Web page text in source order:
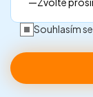
Souhlasím se